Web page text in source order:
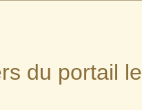
du portail